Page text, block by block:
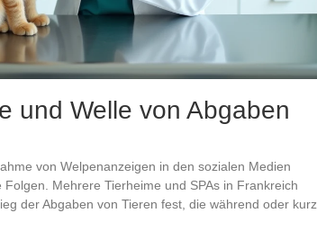
und Welle von Abgaben
von Welpenanzeigen in den sozialen Medien
Mehrere Tierheime und SPAs in Frankreich
der Abgaben von Tieren fest, die während oder kurz